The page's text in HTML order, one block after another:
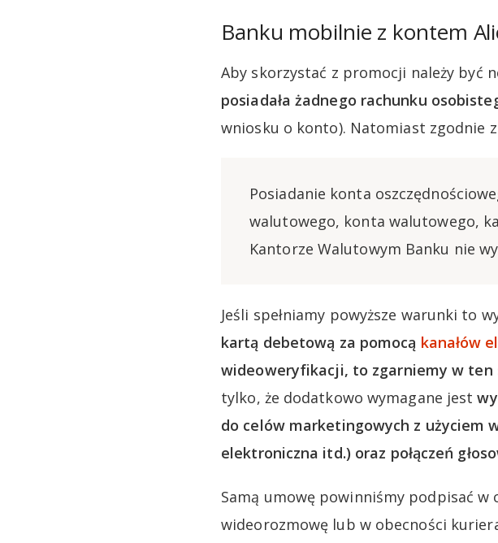
Banku mobilnie z kontem
Aby skorzystać z promocji należy być
posiadała żadnego rachunku
wniosku o konto). Natomiast zgodnie
Posiadanie konta
walutowego, konta walutowego,
Kantorze Walutowym Banku nie
Jeśli spełniamy powyższe warunki to
kartą debetową za pomocą kanałów
wideoweryfikacji, to zgarniemy w ten
tylko, że dodatkowo wymagane jest
do celów marketingowych z użyciem
elektroniczna itd.) oraz połączeń
Samą umowę powinniśmy podpisać w
wideorozmowę lub w obecności